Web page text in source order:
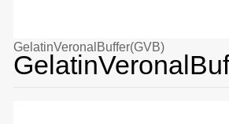
GelatinVeronalBuffer(GVB)